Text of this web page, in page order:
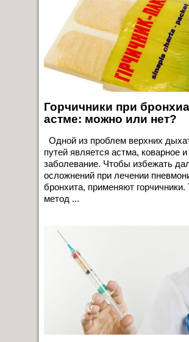
Горчичники при
астме: можно или нет?
Одной из проблем верхних
путей является астма, коварное
заболевание. Чтобы избежать
осложнений при лечении
бронхита, применяют горчичники.
метод ...